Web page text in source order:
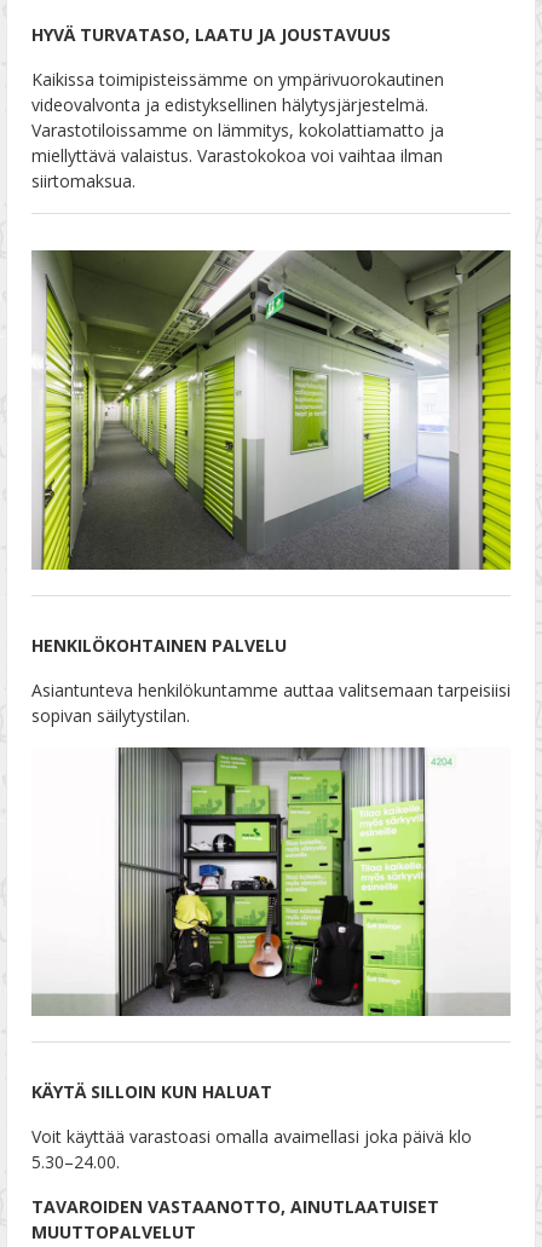
HYVÄ TURVATASO, LAATU JA JOUSTAVUUS
Kaikissa toimipisteissämme on ympärivuorokautinen
videovalvonta ja edistyksellinen hälytysjärjestelmä.
Varastotiloissamme on lämmitys, kokolattiamatto ja
miellyttävä valaistus. Varastokokoa voi vaihtaa ilman
siirtomaksua.
HENKILÖKOHTAINEN PALVELU
Asiantunteva henkilökuntamme auttaa valitsemaan tarpeisiisi
sopivan säilytystilan.
KÄYTÄ SILLOIN KUN HALUAT
Voit käyttää varastoasi omalla avaimellasi joka päivä klo
5.30–24.00.
TAVAROIDEN VASTAANOTTO, AINUTLAATUISET
MUUTTOPALVELUT